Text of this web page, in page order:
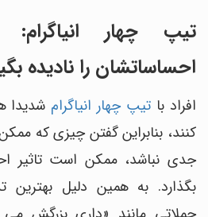
تیپ چهار
احساساتشان را نادیده
افراد با تیپ چهار انیاگرام شدیدا
کنند، بنابراین گفتن چیزی که
جدی نباشد، ممکن است تاثیر
بگذارد. به همین دلیل بهترین